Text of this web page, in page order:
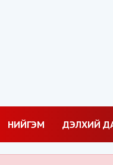
НИЙГЭМ ДЭЛХИЙ